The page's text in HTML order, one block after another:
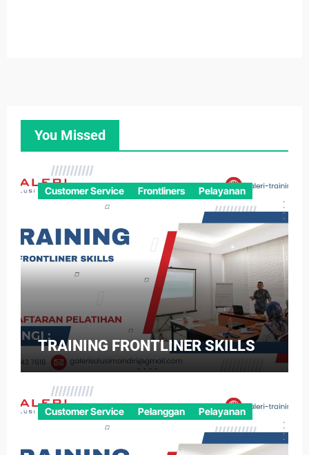
You Missed
Customer Service Frontliners Pelayanan
TRAINING FRONTLINER SKILLS
Customer Service Pelanggan Pelayanan